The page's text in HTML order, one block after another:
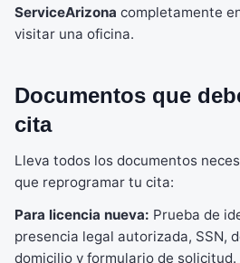
ServiceArizona completamente
visitar una oficina.
Documentos que
cita
Lleva todos los documentos
que reprogramar tu cita:
Para licencia nueva: Prueba de
presencia legal autorizada, SSN,
domicilio y formulario de solicitud.